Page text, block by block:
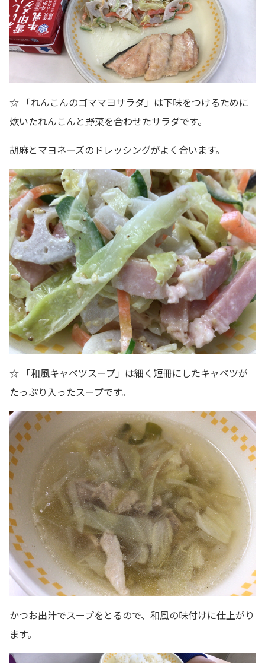
☆ 「れんこんのゴママヨサラダ」は下味をつけるために
炊いたれんこんと野菜を合わせたサラダです。
胡麻とマヨネーズのドレッシングがよく合います。
☆ 「和風キャベツスープ」は細く短冊にしたキャベツが
たっぷり入ったスープです。
かつお出汁でスープをとるので、和風の味付けに仕上がり
ます。